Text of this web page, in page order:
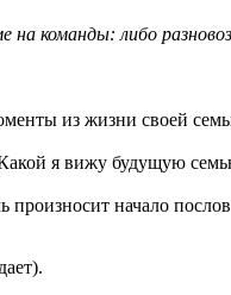
на команды: либо
из жизни своей
я вижу будущую
начало